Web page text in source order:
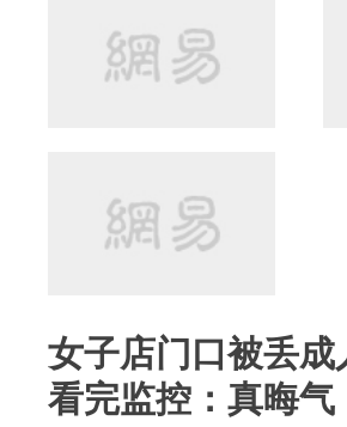
女子店门口被丢
看完监控：真晦气